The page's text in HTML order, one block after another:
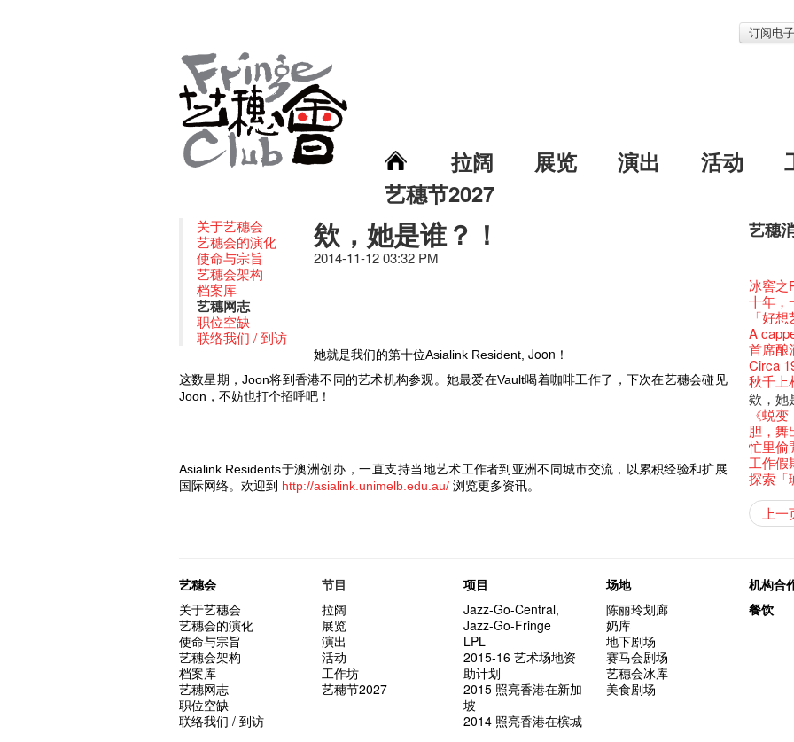
订阅电
拉阔 展览 演出 活动
艺穗节2027
关于艺穗会
艺穗会的演化
使命与宗旨
艺穗会架构
档案库
艺穗网志
职位空缺
联络我们 / 到访
欸，她是谁？！
2014-11-12 03:32 PM
她就是我们的第十位Asialink Resident, Joon！
这数星期，Joon将到香港不同的艺术机构参观。她最爱在Vault喝​着咖啡工​作了​，下次在艺穗会碰见
Joon，不妨也打个招呼吧！
Asialink Residents于​澳​洲​创​办​，​一​直支​持当​地艺术工作者到亚洲不同城市交流，以累积经验和扩展
国际网络。欢迎到 http://asialink.unimelb.edu.au/ 浏览更多资讯。
艺穗
艺穗会
艺穗会
The
Feste
艺穗好
艺穗会
艺术作
古宅里
古宅里
奶库推
艺穗会
TEE
【德
价 🍯
玉露
✈ 数量
煎茶篇
✈数量
演出期
4月21
暂时关
我们的
艺穗会
圣诞平
爵士乐
票房柜
那位女
走向自
艺穗会
仪式
爵士
爵士时
艺穗会
This
对@艺
还未太
新年
青菜沙
治‧翁
JAZZ
爵士时
JAZZ
【艺
Pop-up
格外地
Sony
the
– 31,
焕然一
参观啦
【招
《她和
篇
观赏《
意事项
🎃万圣
WE
Fringe
招聘
【招募
「创作
对待，
【当昌
艺穗会
Notice:
7pm*
Photo
Susie
员、剧
具创造
暖又迷
舞台上
drinks
艺穗会
一分钟
们一生
Sold
聘请:
新春大
注意:
处将
【艺穗
世的秘
全新会
文化生
【艺穗
么是最
【艺穗
🕵【有
【艺穗
厨Joe
【艺穗
食午餐
艺穗会
气管表
【艺穗
窗外
【艺穗
一位看
【艺穗
斯的诗
【艺穗
根在艺
Japan
Ring-
👻
会的20
👻
的20
【艺穗
什么艺
10月15
常踊
【艺穗
牛奶公
【艺穗
登登登
啦！
🎈
🕵【有
【艺穗
+
第三场
【艺穗
设计艺
成！
艺穗会
密系
艺穗会
秘密就
艺穗会
计划」
的准导
愿望
一连四
且结束
谂好今
未？一
第二次
8月20
"Enjoy
裸对话
取得
售罄，
名。
「给他
剧做出
墨尔本
2016
在摄影
品味艺
暂停开
艺穗默
舞蹈家
Fung
Listen
客席策
"Thank
these
years.."
三只手
2月5
公开招
热情满
图利古
风欲
2015-
百年未
艺穗
2015
下午茶
Arts
喜气
普世欢
八周年
艺术公
次会议
试过
「百变
素食午
五月方
两位
上的新
Benny
术》访
艺术家
北烈
挂起乙
Elaine
Benny
2015-
山外山
山外山
Hok
「山外
个展开
笑翻天
Gloria
多姿多
「你是
「一睡
艺术家
跟大家
Gloria
艺穗会
要吃一
「在
音乐
正
东南亚
刘智伦
理妥善
「闹市
「美
方！」
Benefit
会@划
爱这片
新年新
十筑香
Bay在
Step
小交响
餐:D
找到自
谢谢您
荣获「
奖
“Artists
fringe
与义工
与冰冰
啡！
BHA
Secret
来跟
食得健
冰窖变
Being
Fringe
冰窖午
想知道
实习生
冰​窖之
十年
「好
A
首席酿
Circa
秋千上
欸，她
《蜕
胆，舞
忙里偷
工作
探索「
艺术家
冰窖今
「照亮
UP有
The
摄影廊
12:00-
上一
艺穗会
关于艺穗会
艺穗会的演化
使命与宗旨
艺穗会架构
档案库
艺穗网志
职位空缺
联络我们 / 到访
节目
拉阔
展览
演出
活动
工作坊
艺穗节2027
项目
Jazz-Go-Central,
Jazz-Go-Fringe
LPL
2015-16 艺术场地资
助计划
2015 照亮香港在新加
坡
2014 照亮香港在槟城
场地
陈丽玲划廊
奶库
地下剧场
赛马会剧场
艺穗会冰库
美食剧场
机构合
餐饮